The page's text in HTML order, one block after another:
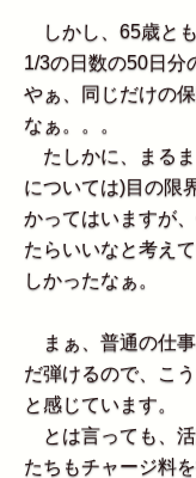
しかし、65歳とも
1/3の日数の50日分
やぁ、同じだけの
なぁ。。。
たしかに、まる
については)目の限
かってはいますが
たらいいなと考え
しかったなぁ。
まぁ、普通の仕事
だ弾けるので、こ
と感じています。
とは言っても、
たちもチャージ料